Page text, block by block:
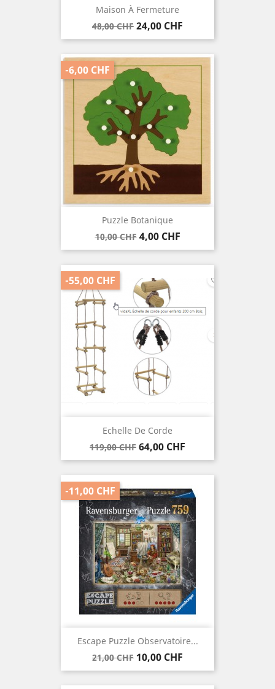
Maison À Fermeture
Verkaufspreis
48,00 CHF Preis
24,00 CHF
Puzzle Botanique
Verkaufspreis
10,00 CHF Preis
4,00 CHF
-6,00 CHF
Echelle De Corde
Verkaufspreis
119,00 CHF Preis
64,00 CHF
-55,00 CHF
Escape Puzzle Observatoire...
Verkaufspreis
21,00 CHF Preis
10,00 CHF
-11,00 CHF